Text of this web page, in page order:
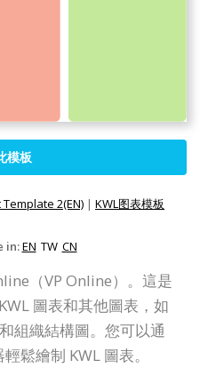
模板
Template 2(EN) | KWL图表模板
in:EN TW CN
（VP Online）。這是
圖表和其他圖表，如
組織結構圖。您可以通
鬆繪制 KWL 圖表。